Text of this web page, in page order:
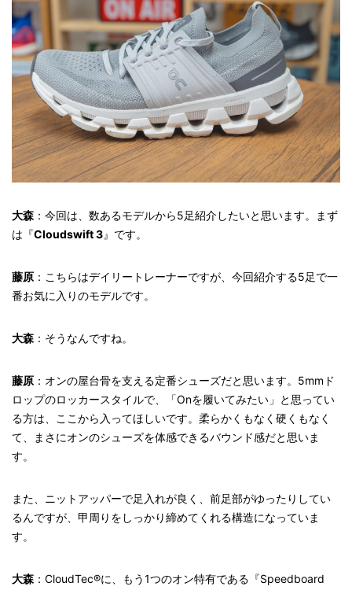
大森 ：今回は、数あるモデルから5足紹介したいと思います。まず
は『Cloudswift 3』です。
藤原 ：こちらはデイリートレーナーですが、今回紹介する5足で一
番お気に入りのモデルです。
大森 ：そうなんですね。
藤原 ：オンの屋台骨を支える定番シューズだと思います。5mmド
ロップのロッカースタイルで、「Onを履いてみたい」と思ってい
る方は、ここから入ってほしいです。柔らかくもなく硬くもなく
て、まさにオンのシューズを体感できるバウンド感だと思いま
す。
また、ニットアッパーで足入れが良く、前足部がゆったりしてい
るんですが、甲周りをしっかり締めてくれる構造になっていま
す。
大森 ：CloudTec®に、もう1つのオン特有である『Speedboard